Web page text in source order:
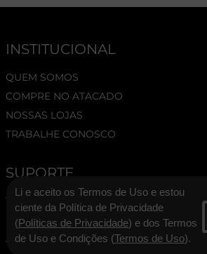
INSTITUCIONAL
QUEM SOMOS
COMPRE NO ATACADO
NOSSAS LOJAS
TRABALHE CONOSCO
SUPORTE
TERMOS E CONDIÇÕES
POLÍTICA DE PRIVACIDADE
ASSESSORIA DE IMPRENSA
Li e aceito os Termos de Uso e estou
ciente da Política de Privacidade
(Políticas de Privacidade) e dos Termos
de Uso e Condições (Termos de Uso).